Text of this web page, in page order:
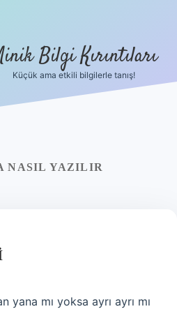
Bilgi Kırıntıları
Küçük ama etkili bilgilerle tanış!
NASIL YAZILIR
yana mı yoksa ayrı ayrı mı